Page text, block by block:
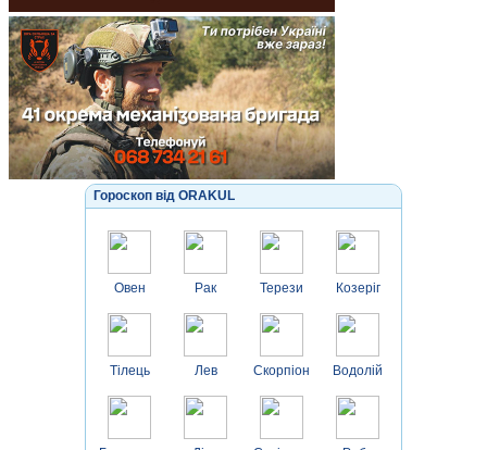
Гороскоп від ORAKUL
Овен
Тілець
Рак
Лев
Терези
Скорпіон
Козеріг
Водолій